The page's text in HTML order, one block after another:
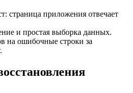
страница приложения отвечает
и простая выборка данных.
на ошибочные строки за